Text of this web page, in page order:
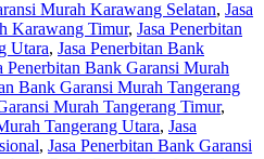
Murah Karawang Selatan, Jasa
Karawang Timur, Jasa Penerbitan
Utara, Jasa Penerbitan Bank
Penerbitan Bank Garansi Murah
Bank Garansi Murah Tangerang
Murah Tangerang Timur,
Tangerang Utara, Jasa
, Jasa Penerbitan Bank Garansi